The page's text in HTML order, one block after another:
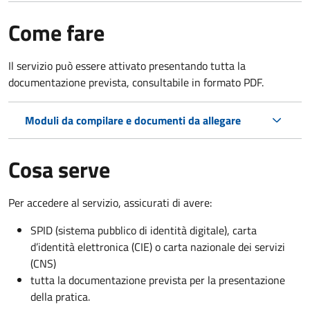
Come fare
Il servizio può essere attivato presentando tutta la
documentazione prevista, consultabile in formato PDF.
Moduli da compilare e documenti da allegare
Cosa serve
Per accedere al servizio, assicurati di avere:
SPID (sistema pubblico di identità digitale), carta
d’identità elettronica (CIE) o carta nazionale dei servizi
(CNS)
tutta la documentazione prevista per la presentazione
della pratica.